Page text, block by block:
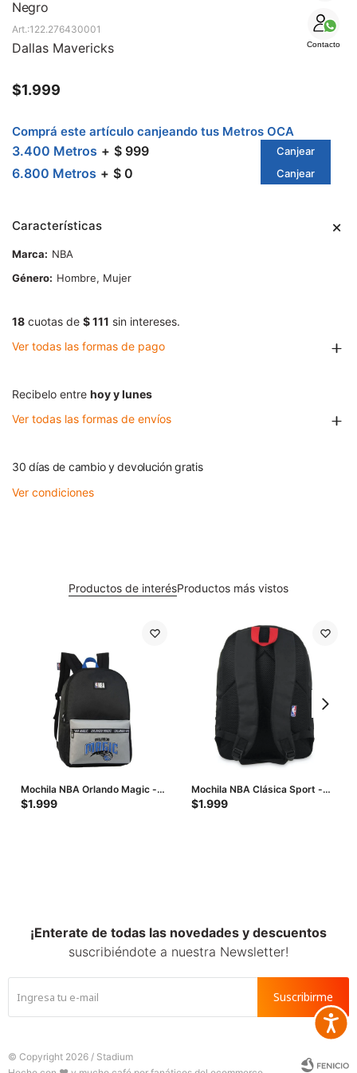
Negro
Contacto
122.276430001
Dallas Mavericks
$1.999
Comprá este artículo canjeando tus Metros OCA
3.400 Metros $ 999 Canjear
6.800 Metros $ 0 Canjear
Características
Marca
NBA
Género
Hombre, Mujer
18 cuotas de $ 111 sin intereses.
Ver todas las formas de pago
Recibelo entre hoy y lunes
Ver todas las formas de envíos
30 días de cambio y devolución gratis
Ver condiciones
Productos de interésProductos más vistos
Mochila NBA Orlando Magic -
Negro - Gris
$1.999
Mochila NBA Clásica Sport -
Negro - Rojo
$1.999
¡Enterate de todas las novedades y descuentos
suscribiéndote a nuestra Newsletter!
Suscribirme
© Copyright 2026 / Stadium